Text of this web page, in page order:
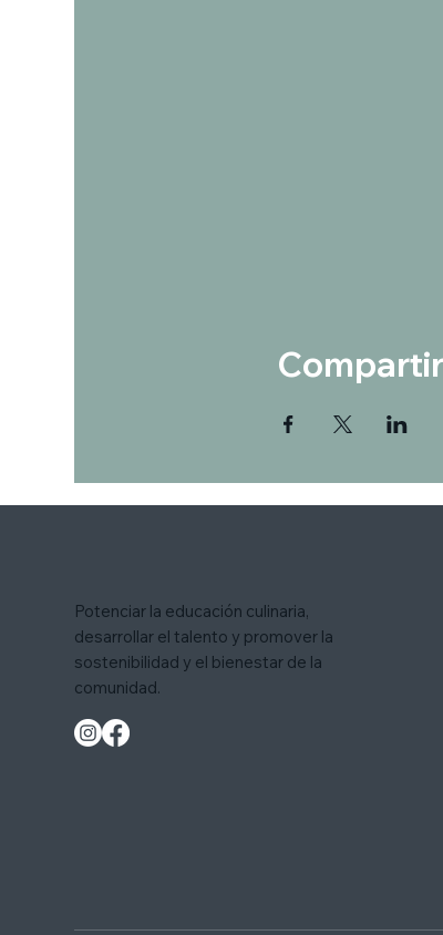
Potenciar la educación culinaria,
desarrollar el talento y promover la
sostenibilidad y el bienestar de la
comunidad.